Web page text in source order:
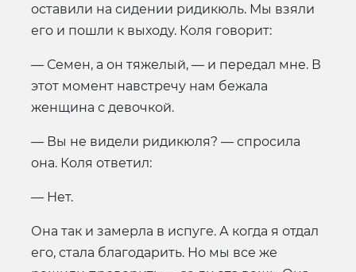
оставили на сидении ридикюль. Мы взяли
его и пошли к выходу. Коля говорит:
— Семен, а он тяжелый, — и передал мне. В
этот момент навстречу нам бежала
женщина с девочкой.
— Вы не видели ридикюля? — спросила
она. Коля ответил:
— Нет.
Она так и замерла в испуге. А когда я отдал
его, стала благодарить. Но мы все же